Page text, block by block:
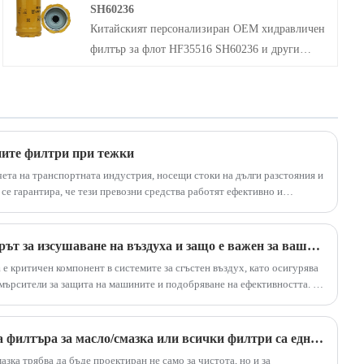
главния филтър, като предотвратява
навлизането на замърсители в двигателя и
гарантира, че строителните машини могат да
SH60236
Китайският персонализиран OEM хидравличен
филтър за флот HF35516 SH60236 и други
маслото, за да се защити нормалната работа на
двигателя.
филтри при тежки
на транспортната индустрия, носещи стоки на дълги разстояния и
гарантира, че тези превозни средства работят ефективно и
за тежкотоварни камиони и хидравличните филтри. Тази
и ползи, като подчертава тяхното значение в сектора на
Какво представлява филтърът за изсушаване на въздуха и защо е важен за вашата система
критичен компонент в системите за сгъстен въздух, като осигурява
за защита на машините и подобряване на ефективността. В
въпроси. Открийте как висококачествените решения на GREEN-
на вашата система.
Има ли значение марката на филтъра за масло/смазка или всички филтри са еднакви отвътре?
трябва да бъде проектиран не само за чистота, но и за